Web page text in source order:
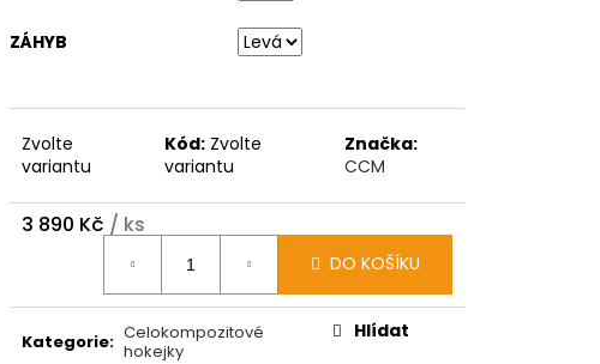
ZÁHYB
Zvolte
variantu
Kód: Zvolte
variantu
Značka:
CCM
3 890 Kč / ks
DO KOŠÍKU
Kategorie: Celokompozitové
hokejky
Hlídat